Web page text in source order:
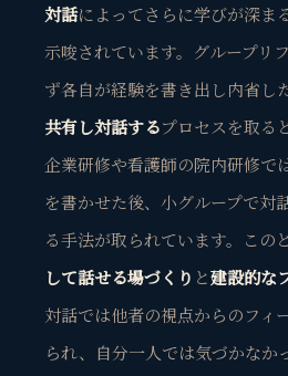
対話によってさらに学びが深ま
示唆されています。グループリ
ず各自が経験を書き出し内省し
共有し対話するプロセスを取る
企業研修や看護師の院内研修で
を書かせた後、小グループで対
る手法が取られています。この
して話せる場づくり と建設的な
対話では他者の視点からのフィ
られ、自分一人では気づかなか